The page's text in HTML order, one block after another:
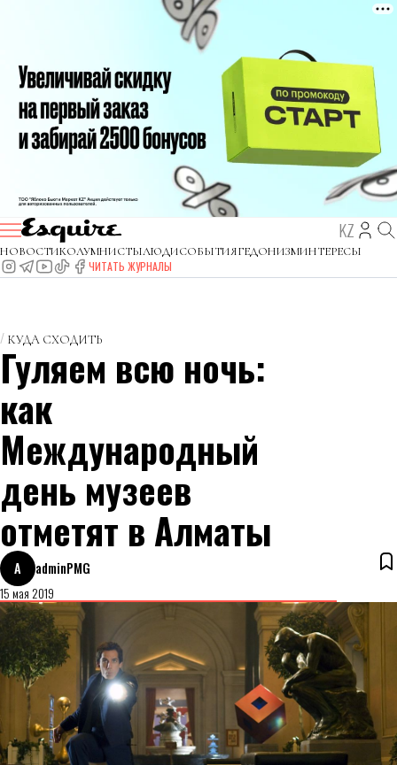
KZ
НОВОСТИКОЛУМНИСТЫЛЮДИСОБЫТИЯГЕДОНИЗМИНТЕРЕСЫ
ЧИТАТЬ ЖУРНАЛЫ
КУДА СХОДИТЬ
Гуляем всю ночь:
как
Международный
день музеев
отметят в Алматы
A
adminPMG
15 мая 2019